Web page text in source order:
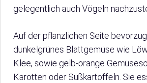
gelegentlich auch Vögeln
Auf der pflanzlichen Seite
dunkelgrünes Blattgemüse wie
Klee, sowie gelb-orange
Karotten oder Süßkartoffeln. Sie